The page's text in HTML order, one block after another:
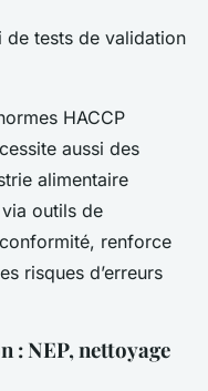
tests de validation
HACCP
aussi des
alimentaire
outils de
renforce
risques d’erreurs
NEP, nettoyage